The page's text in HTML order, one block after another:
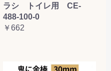
ラシ トイレ用 CE-
488-100-0
￥662